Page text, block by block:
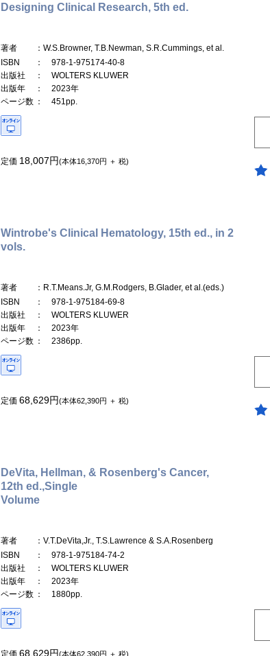
Designing Clinical Research, 5th ed.
著者
：W.S.Browner, T.B.Newman, S.R.Cummings, et al.
ISBN
： 978-1-975174-40-8
出版社
： WOLTERS KLUWER
出版年
： 2023年
ページ数 ： 451pp.
定価 18,007円(本体16,370円 ＋ 税)
Wintrobe's Clinical Hematology, 15th ed., in 2
vols.
著者
：R.T.Means.Jr, G.M.Rodgers, B.Glader, et al.(eds.)
ISBN
： 978-1-975184-69-8
出版社
： WOLTERS KLUWER
出版年
： 2023年
ページ数 ： 2386pp.
定価 68,629円(本体62,390円 ＋ 税)
DeVita, Hellman, & Rosenberg's Cancer,
12th ed.,Single
Volume
著者
：V.T.DeVita,Jr., T.S.Lawrence & S.A.Rosenberg
ISBN
： 978-1-975184-74-2
出版社
： WOLTERS KLUWER
出版年
： 2023年
ページ数 ： 1880pp.
定価 68,629円(本体62,390円 ＋ 税)